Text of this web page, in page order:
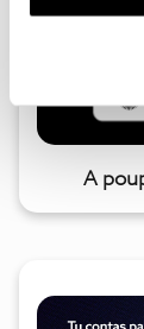
utilização
A